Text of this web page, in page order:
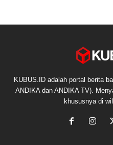
KUBUS.ID adalah portal berita
ANDIKA dan ANDIKA TV).
khususnya di